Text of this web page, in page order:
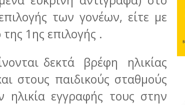
των γονέων, είτε με
1ης επιλογής .
δεκτά βρέφη ηλικίας
στους παιδικούς σταθμούς
εγγραφής τους στην